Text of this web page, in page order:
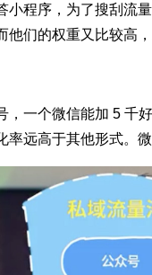
小程序，为了搜刮流
们的权重又比较高
，一个微信能加 5 千
率远高于其他形式。